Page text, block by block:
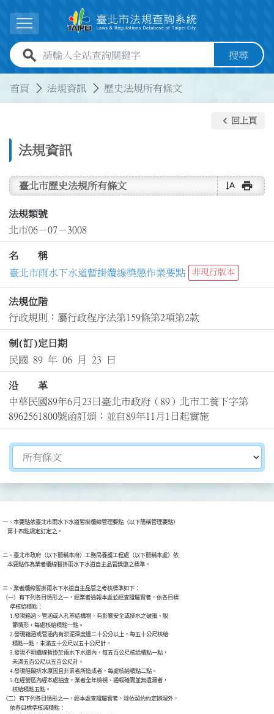
展開選單
全站查詢關鍵字欄位 搜尋
首頁 法規資訊 歷史法規所有條文
法規資訊
keyboard_arrow_left 回上頁
臺北市歷史法規所有條文 text_rotate_vertical print
法規類號
北市06－07－3008
名 稱
臺北市雨水下水道暫掛纜線獎懲作業要點
非現行版本
法規位階
行政規則：屬行政程序法第159條第2項第2款
制(訂)定日期
民國 89 年 06 月 23 日
沿 革
中華民國89年6月23日臺北市政府（89）北市工養下字第
8962561800號函訂頒；並自89年11月1日起實施
切換選擇法規資訊內容
一、本要點依臺北市雨水下水道暫掛纜線管理要點（以下簡稱管理要點）
    第十四點規定訂定之。
二、臺北市政府（以下簡稱本府）工務局養護工程處（以下簡稱本處）依
    本要點作為業者纜線暫掛雨水下水道自主品管獎懲之標準。
三、業者纜線暫掛雨水下水道自主品管之考核標準如下：
（一）有下列各目情形之一，經業者通報本處並經查證屬實者，依各目標
      準核給積點：
      1.發現箱涵、管涵或人孔等結構物，有影響安全或排水之破損、脫
        節情形，每處核給積點一點。
      2.發現箱涵或管涵內有淤泥深度達二十公分以上，每五十公尺核給
        積點一點，未滿五十公尺以五十公尺計。
      3.發現不明纜線暫掛於雨水下水道內，每五百公尺核給積點一點，
        未滿五百公尺以五百公尺計。
      4.發現阻礙排水原因且非業者所造成者，每處核給積點二點。
      5.在經營區內經本處抽查，業者全年檢視、通報確實並無遺漏者，
        核給積點五點。
（二）有下列各目情形之一，經本處查證屬實者，除依契約約定辦理外，
      依各目標準核減積點：